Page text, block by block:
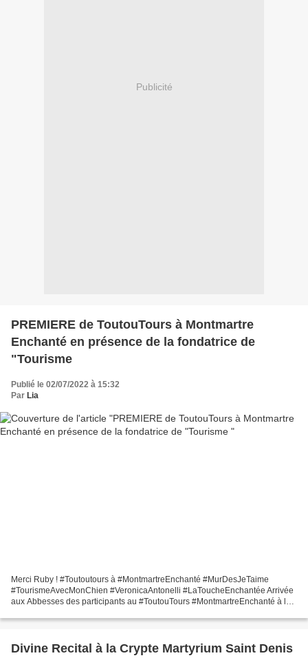
Publicité
PREMIERE de ToutouTours à Montmartre
Enchanté en présence de la fondatrice de
"Tourisme
Publié le 02/07/2022 à 15:32
Par Lia
Merci Ruby ! #Toutoutours à #MontmartreEnchanté #MurDesJeTaime
#TourismeAvecMonChien #VeronicaAntonelli #LaToucheEnchantée Arrivée
aux Abbesses des participants au #ToutouTours #MontmartreEnchanté à la
Divine Recital à la Crypte Martyrium Saint Denis